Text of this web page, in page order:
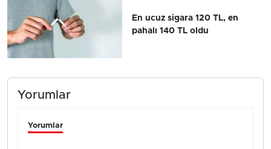
En ucuz sigara 120 TL, en
pahalı 140 TL oldu
Yorumlar
Yorumlar